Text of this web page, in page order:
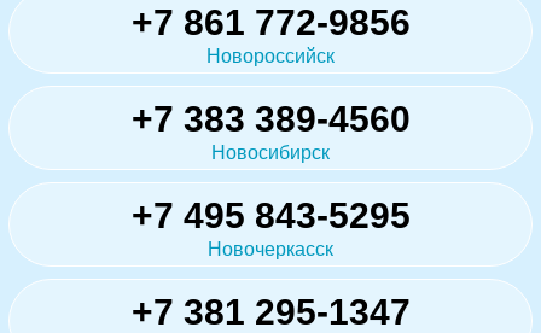
+7 861 772-9856
Новороссийск
+7 383 389-4560
Новосибирск
+7 495 843-5295
Новочеркасск
+7 381 295-1347